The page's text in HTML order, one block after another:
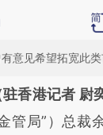
意见希望拓宽此
增加这段话：
财新
驻香港记者 尉
管局”）总裁